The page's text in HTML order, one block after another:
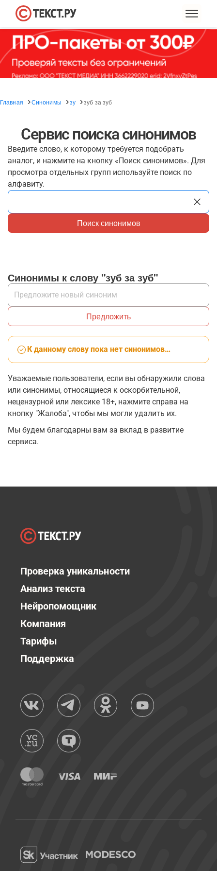
Главная Синонимы зу зуб за зуб
Сервис поиска синонимов
Введите слово, к которому требуется подобрать
аналог, и нажмите на кнопку «Поиск синонимов». Для
просмотра отдельных групп используйте поиск по
алфавиту.
Поиск синонимов
Синонимы к слову "зуб за зуб"
Предложить
К данному слову пока нет синонимов…
Уважаемые пользователи, если вы обнаружили слова
или синонимы, относящиеся к оскорбительной,
нецензурной или лексике 18+, нажмите справа на
кнопку "Жалоба", чтобы мы могли удалить их.
Мы будем благодарны вам за вклад в развитие
сервиса.
Проверка уникальности
Анализ текста
Нейропомощник
Компания
Тарифы
Поддержка